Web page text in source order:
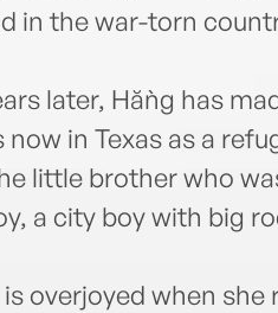
in the war-torn
later, Hằng has
now in Texas as a
little brother who
a city boy with big
overjoyed when